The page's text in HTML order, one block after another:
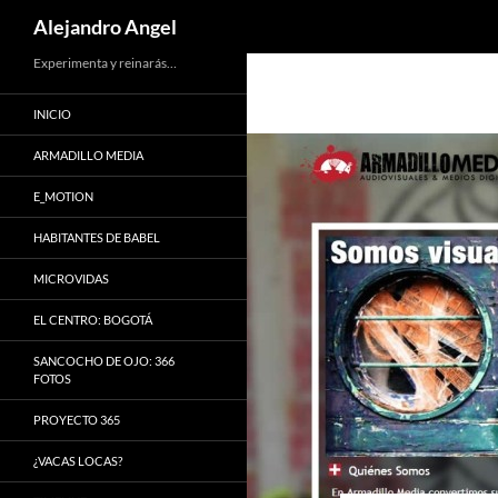
to
content
Alejandro Angel
Experimenta y reinarás…
INICIO
ARMADILLO MEDIA
E_MOTION
HABITANTES DE BABEL
MICROVIDAS
EL CENTRO: BOGOTÁ
SANCOCHO DE OJO: 366
FOTOS
PROYECTO 365
¿VACAS LOCAS?